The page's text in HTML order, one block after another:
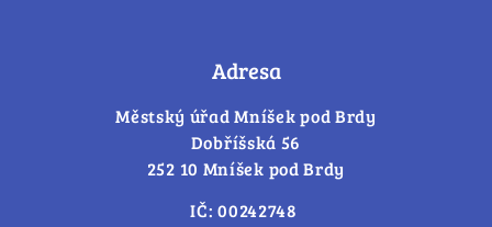
Adresa
Městský úřad Mníšek pod Brdy
Dobříšská 56
252 10 Mníšek pod Brdy
IČ: 00242748